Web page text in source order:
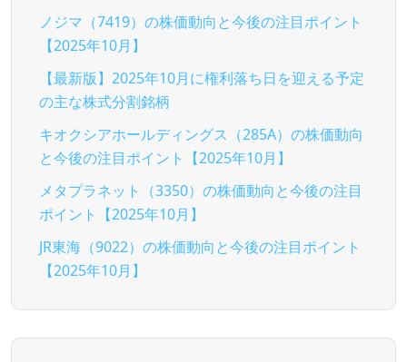
ノジマ（7419）の株価動向と今後の注目ポイント
【2025年10月】
【最新版】2025年10月に権利落ち日を迎える予定
の主な株式分割銘柄
キオクシアホールディングス（285A）の株価動向
と今後の注目ポイント【2025年10月】
メタプラネット（3350）の株価動向と今後の注目
ポイント【2025年10月】
JR東海（9022）の株価動向と今後の注目ポイント
【2025年10月】